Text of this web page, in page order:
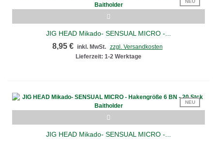
NEU
JIG HEAD Mikado- SENSUAL MICRO -...
8,95 € inkl. MwSt. zzgl. Versandkosten
Lieferzeit: 1-2 Werktage
NEU
JIG HEAD Mikado- SENSUAL MICRO -...